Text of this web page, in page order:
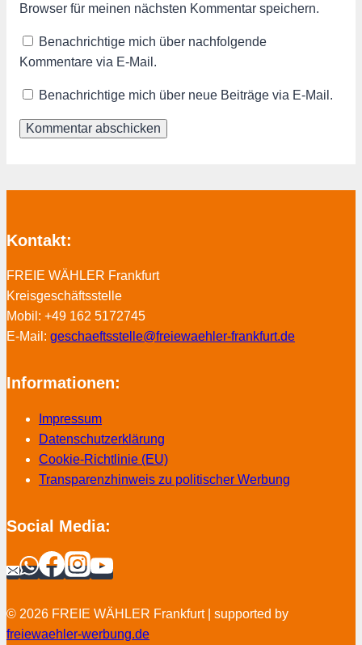
Browser für meinen nächsten Kommentar speichern.
Benachrichtige mich über nachfolgende
Kommentare via E-Mail.
Benachrichtige mich über neue Beiträge via E-Mail.
Kontakt:
FREIE WÄHLER Frankfurt
Kreisgeschäftsstelle
Mobil: +49 162 5172745
E-Mail: geschaeftsstelle@freiewaehler-frankfurt.de
Informationen:
Impressum
Datenschutzerklärung
Cookie-Richtlinie (EU)
Transparenzhinweis zu politischer Werbung
Social Media:
© 2026 FREIE WÄHLER Frankfurt | supported by
freiewaehler-werbung.de